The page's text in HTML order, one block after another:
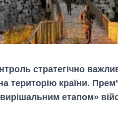
стратегічно
територію країни.
етапом»